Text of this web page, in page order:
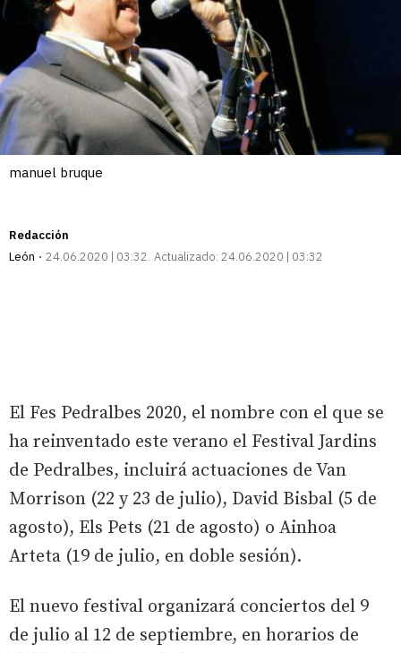
manuel bruque
Redacción
León
24.06.2020 | 03:32 Actualizado: 24.06.2020 | 03:32
El Fes Pedralbes 2020, el nombre con el que se
ha reinventado este verano el Festival Jardins
de Pedralbes, incluirá actuaciones de Van
Morrison (22 y 23 de julio), David Bisbal (5 de
agosto), Els Pets (21 de agosto) o Ainhoa
Arteta (19 de julio, en doble sesión).
El nuevo festival organizará conciertos del 9
de julio al 12 de septiembre, en horarios de